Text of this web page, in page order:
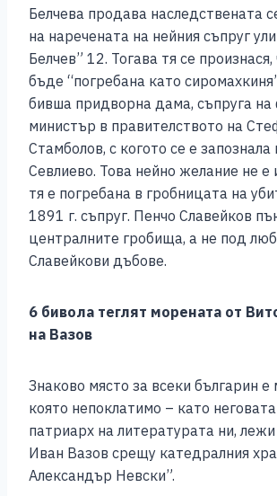
Белчева продава наследствената
на наречената на нейния съпруг
Белчев” 12. Тогава тя се
бъде “погребана като
бивша придворна дама, съпруга на
министър в правителството на
Стамболов, с когото се е
Севлиево. Това нейно желание не е
тя е погребана в гробницата на
1891 г. съпруг. Пенчо Славейков
централните гробища, а не под
Славейкови дъбове.
6 бивола теглят морената от
на Вазов
Знаково място за всеки българин е
която непоклатимо – като
патриарх на литературата ни,
Иван Вазов срещу катедралния
Александър Невски”.